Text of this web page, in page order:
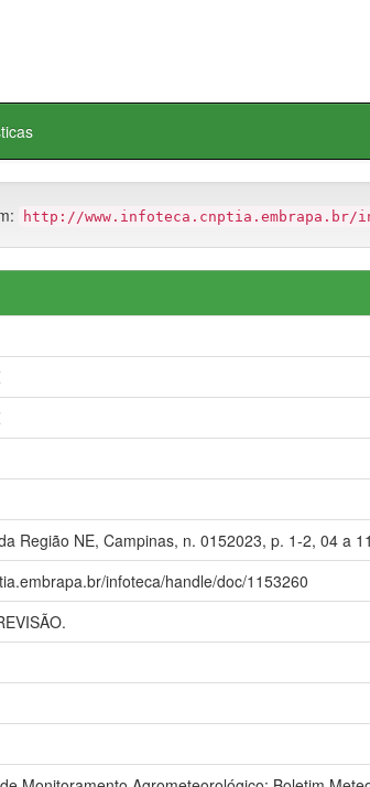
http://www.infoteca.cnptia.embrapa.br/
Região NE, Campinas, n. 0152023, p. 1-2, 04 a
infoteca/handle/doc/1153260